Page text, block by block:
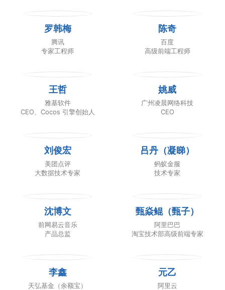
罗韩梅
腾讯
专家工程师
陈奇
百度
高级前端工程师
王哲
雅基软件
CEO、Cocos 引擎创始人
姚威
广州凌晨网络科技
CEO
刘俊宏
美团点评
大数据技术专家
吕丹（凝睇）
蚂蚁金服
技术专家
沈博文
前网易云音乐
产品总监
甄焱鲲（甄子）
阿里巴巴
淘宝技术部高级前端专家
李鑫
天弘基金（余额宝）
元乙
阿里云